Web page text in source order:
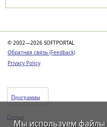
© 2002—2026 SOFTPORTAL
Обратная связь (Feedback)
Privacy Policy
Программы
Статьи
Мы используем файлы